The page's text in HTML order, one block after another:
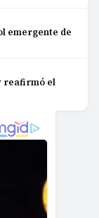
emergente de
reafirmó el